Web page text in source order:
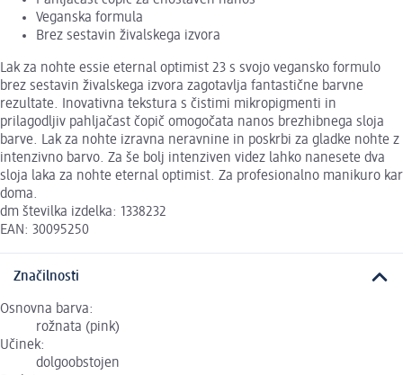
Veganska formula
Brez sestavin živalskega izvora
Lak za nohte essie eternal optimist 23 s svojo vegansko formulo
brez sestavin živalskega izvora zagotavlja fantastične barvne
rezultate. Inovativna tekstura s čistimi mikropigmenti in
prilagodljiv pahljačast čopič omogočata nanos brezhibnega sloja
barve. Lak za nohte izravna neravnine in poskrbi za gladke nohte z
intenzivno barvo. Za še bolj intenziven videz lahko nanesete dva
sloja laka za nohte eternal optimist. Za profesionalno manikuro kar
doma.
dm številka izdelka: 1338232
EAN: 30095250
Značilnosti
Osnovna barva:
rožnata (pink)
Učinek:
dolgoobstojen